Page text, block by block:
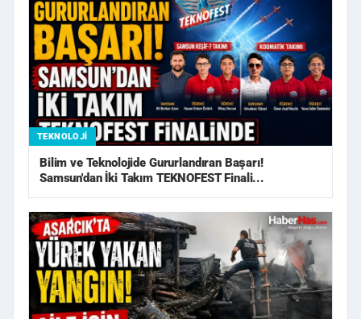
TEKNOLOJI
Bilim ve Teknolojide Gururlandıran Başarı!
Samsun'dan İki Takım TEKNOFEST Finali...